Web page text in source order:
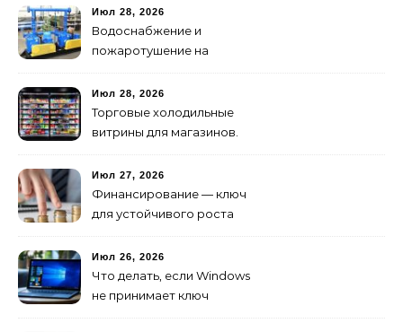
создание клипов
изменилось навсегда
Июл 28, 2026
Водоснабжение и
пожаротушение на
оборудование
предусмотреть заранее
Июл 28, 2026
Торговые холодильные
витрины для магазинов.
Июл 27, 2026
Финансирование — ключ
для устойчивого роста
Июл 26, 2026
Что делать, если Windows
не принимает ключ